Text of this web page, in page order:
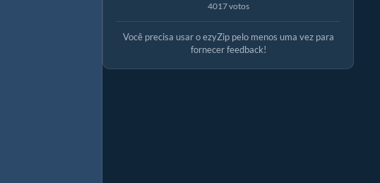
4017 votos
Você precisa usar o ezyZip pelo menos uma vez para
fornecer feedback!